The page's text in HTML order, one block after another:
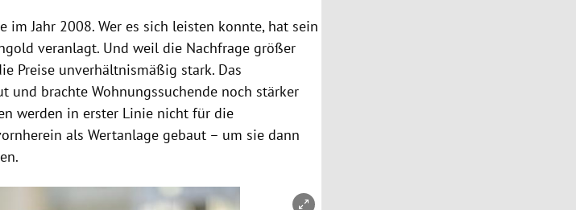
im Jahr 2008. Wer es sich leisten konnte, hat sein
veranlagt. Und weil die Nachfrage größer
Preise unverhältnismäßig stark. Das
und brachte Wohnungssuchende noch stärker
werden in erster Linie nicht für die
als Wertanlage gebaut – um sie dann